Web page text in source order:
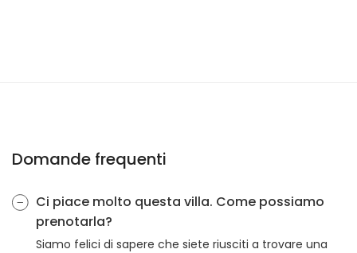
Domande frequenti
Ci piace molto questa villa. Come possiamo
prenotarla?
Siamo felici di sapere che siete riusciti a trovare una